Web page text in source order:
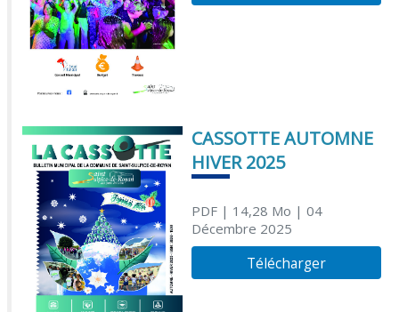
CASSOTTE AUTOMNE
HIVER 2025
PDF| 14,28 Mo | 04
Décembre 2025
Télécharger